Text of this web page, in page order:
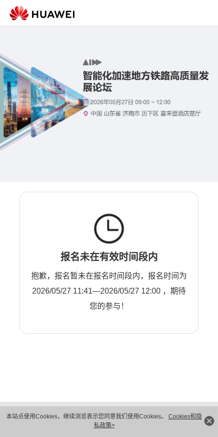
本站点使用Cookies，继续浏览表示您同意我们使用Cookies。 Cookies和隐
私政策>
报名未在有效时间段内
抱歉，报名暂未在报名时间段内，报名时间为
2026/05/27 11:41—2026/05/27 12:00 ，期待
您的参与！
隐私保护
法律声明